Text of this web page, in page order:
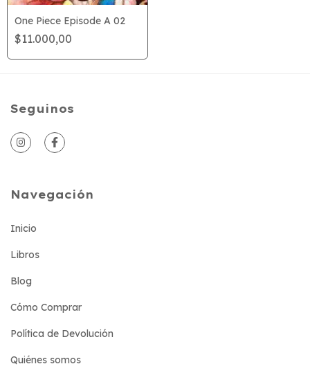
One Piece Episode A 02
$11.000,00
Seguinos
Navegación
Inicio
Libros
Blog
Cómo Comprar
Política de Devolución
Quiénes somos